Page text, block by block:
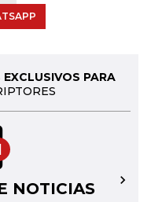
PARA
NOTICIAS →